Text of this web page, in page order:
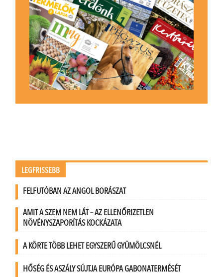
LEGFRISSEBB
FELFUTÓBAN AZ ANGOL BORÁSZAT
AMIT A SZEM NEM LÁT – AZ ELLENŐRIZETLEN
NÖVÉNYSZAPORÍTÁS KOCKÁZATA
A KÖRTE TÖBB LEHET EGYSZERŰ GYÜMÖLCSNÉL
HŐSÉG ÉS ASZÁLY SÚJTJA EURÓPA GABONATERMÉSÉT